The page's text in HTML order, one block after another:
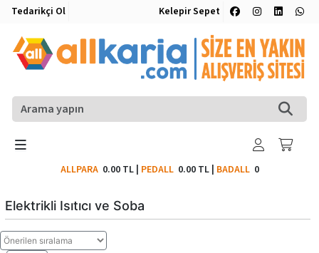
Tedarikçi Ol Kelepir Sepet
ALLPARA 0.00 TL| PEDALL 0.00 TL| BADALL0
Elektrikli Isıtıcı ve Soba